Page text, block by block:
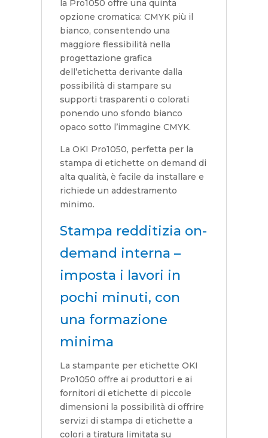
la Pro1050 offre una quinta
opzione cromatica: CMYK più il
bianco, consentendo una
maggiore flessibilità nella
progettazione grafica
dell’etichetta derivante dalla
possibilità di stampare su
supporti trasparenti o colorati
ponendo uno sfondo bianco
opaco sotto l’immagine CMYK.
La OKI Pro1050, perfetta per la
stampa di etichette on demand di
alta qualità, è facile da installare e
richiede un addestramento
minimo.
Stampa redditizia on-
demand interna –
imposta i lavori in
pochi minuti, con
una formazione
minima
La stampante per etichette OKI
Pro1050 offre ai produttori e ai
fornitori di etichette di piccole
dimensioni la possibilità di offrire
servizi di stampa di etichette a
colori a tiratura limitata su